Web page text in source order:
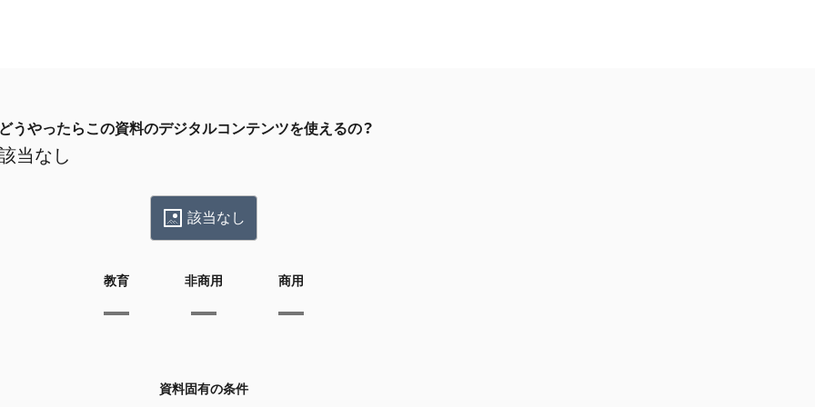
どうやったらこの資料のデジタルコンテンツを使えるの？
当なし
該当なし
教育 非商用 商用
資料固有の条件